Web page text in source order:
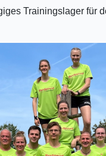
Trainingslager für